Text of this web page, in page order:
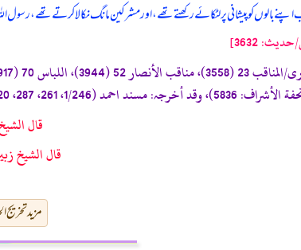
بالوں کو پیشانی پر لٹکائے رکھتے تھے، اور مشرکین مانگ نکالا کرتے تھے، رسول
3632]
قال
قال الشيخ
مزید